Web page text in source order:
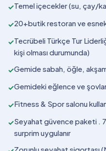
✓Temel içecekler (su, çay/
✓20+butik restoran ve
✓Tecrübeli Türkçe Tur
kişi olması durumunda)
✓Gemide sabah, öğle,
✓Gemideki eğlence ve
✓Fitness & Spor salonu
✓Seyahat güvence paketi .
surprim uygulanır